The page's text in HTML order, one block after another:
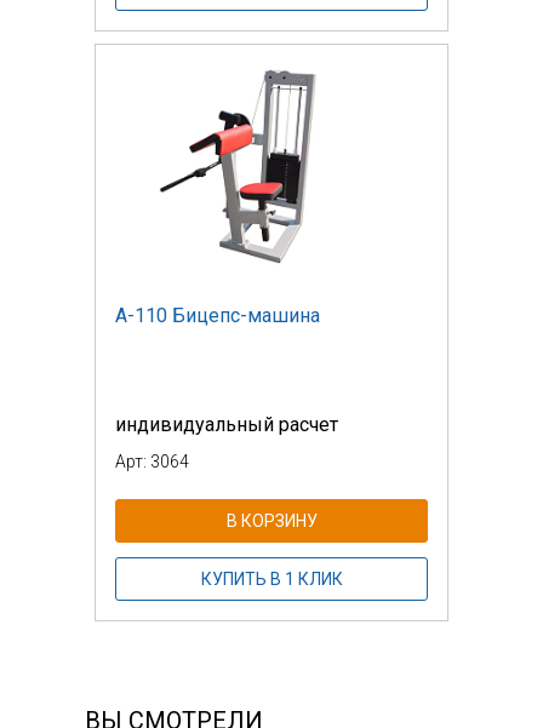
А-110 Бицепс-машина
индивидуальный расчет
Арт: 3064
В КОРЗИНУ
КУПИТЬ В 1 КЛИК
ВЫ СМОТРЕЛИ